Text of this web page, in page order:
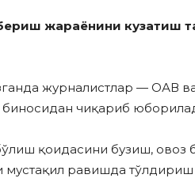
жараёнини кузатиш
журналистлар — ОАВ
чиқариб
қоидасини бузиш,
равишда тўлдириш